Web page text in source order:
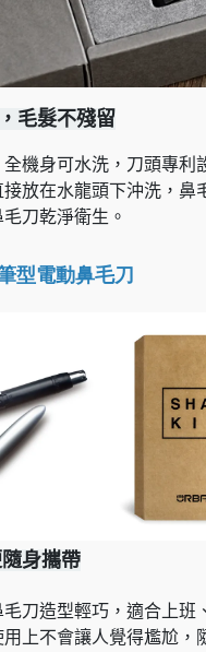
毛髮不殘留
機身可水洗，刀頭專利
放在水龍頭下沖洗，鼻
刀乾淨衛生。
型電動鼻毛刀
身攜帶
刀造型輕巧，適合上班
上不會讓人覺得尷尬，